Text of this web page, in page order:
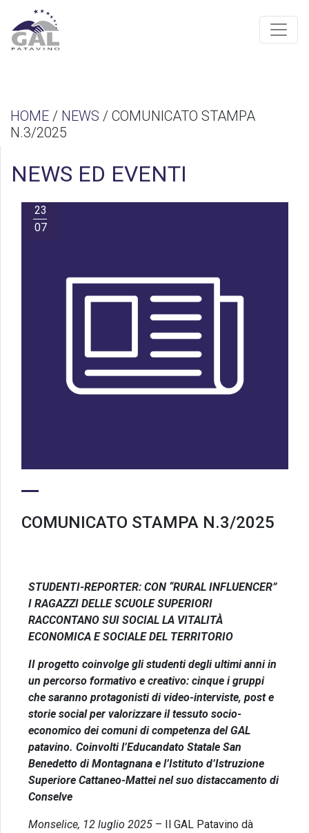
HOME / NEWS / COMUNICATO STAMPA
N.3/2025
NEWS ED EVENTI
23
07
COMUNICATO STAMPA N.3/2025
STUDENTI-REPORTER: CON “RURAL INFLUENCER”
I RAGAZZI DELLE SCUOLE SUPERIORI
RACCONTANO SUI SOCIAL LA VITALITÀ
ECONOMICA E SOCIALE DEL TERRITORIO
II progetto coinvolge gli studenti degli ultimi anni in
un percorso formativo e creativo: cinque i gruppi
che saranno protagonisti di video-interviste, post e
storie social per valorizzare il tessuto socio-
economico dei comuni di competenza del GAL
patavino. Coinvolti l’Educandato Statale San
Benedetto di Montagnana e l’Istituto d’Istruzione
Superiore Cattaneo-Mattei nel suo distaccamento di
Conselve
Monselice, 12 luglio 2025 – Il GAL Patavino dà